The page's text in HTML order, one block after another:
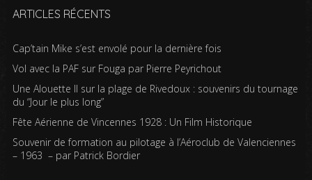
ARTICLES RÉCENTS
Cap’tain Mike s’est envolé pour la dernière fois
Vol avec la PAF sur Fouga par Pierre Peyrichout
Une Alouette II sur la plage de Rivedoux : souvenirs du tournage
du “Jour le plus long”
Fête Aérienne de Vincennes 1928 : Un Film Historique
Souvenir de formation au pilotage à l’Aéroclub de Valenciennes
– 1963 – par Patrick Bordier